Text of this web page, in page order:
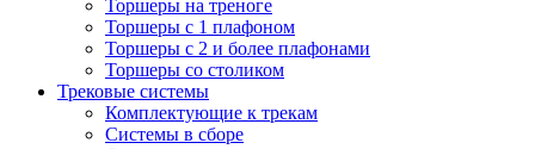
Торшеры на треноге
Торшеры с 1 плафоном
Торшеры с 2 и более плафонами
Торшеры со столиком
Трековые системы
Комплектующие к трекам
Системы в сборе